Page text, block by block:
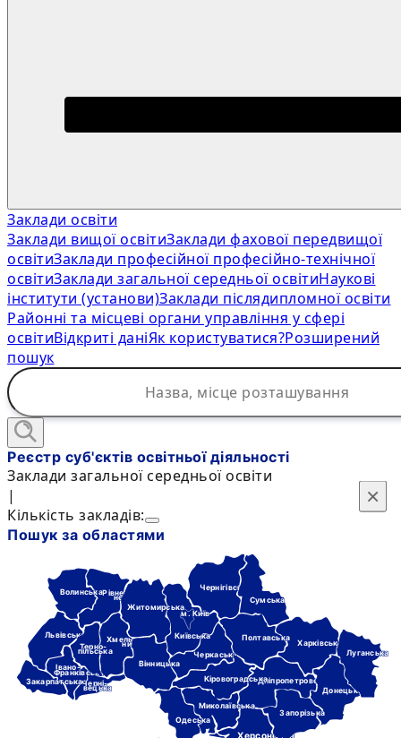
Заклади освіти
Заклади вищої освітиЗаклади фахової передвищої
освітиЗаклади професійної професійно-технічної
освітиЗаклади загальної середньої освітиНаукові
інститути (установи)Заклади післядипломної освіти
Районні та місцеві органи управління у сфері
освітиВідкриті даніЯк користуватися?Розширений
пошук
×
Реєстр суб'єктів освітньої діяльності
Заклади загальної середньої освіти
|
Кількість закладів:
Пошук за областями
Черкаська
Чернігівська
Черні-
вецька
Дніпропетровська
Донецька
Івано-
Франківська
Харківська
Херсонська
Хмель-
ницька
Кіровоградська
Київська
м. Київ
Луганська
Львівська
Миколаївська
Одеська
Полтавська
Рівне-
нська Сумська
Терно-
пільська
Вінницька
Волинська
Закарпатська
Запорізька
Житомирська
×